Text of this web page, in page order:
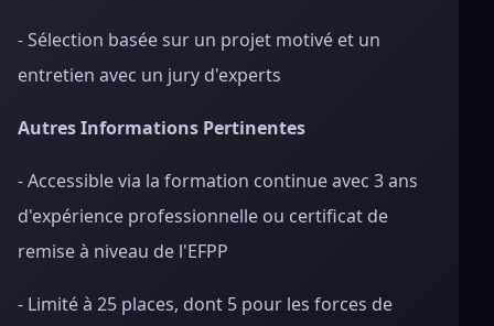
- Sélection basée sur un projet motivé et un
entretien avec un jury d'experts
Autres Informations Pertinentes
- Accessible via la formation continue avec 3 ans
d'expérience professionnelle ou certificat de
remise à niveau de l'EFPP
- Limité à 25 places, dont 5 pour les forces de